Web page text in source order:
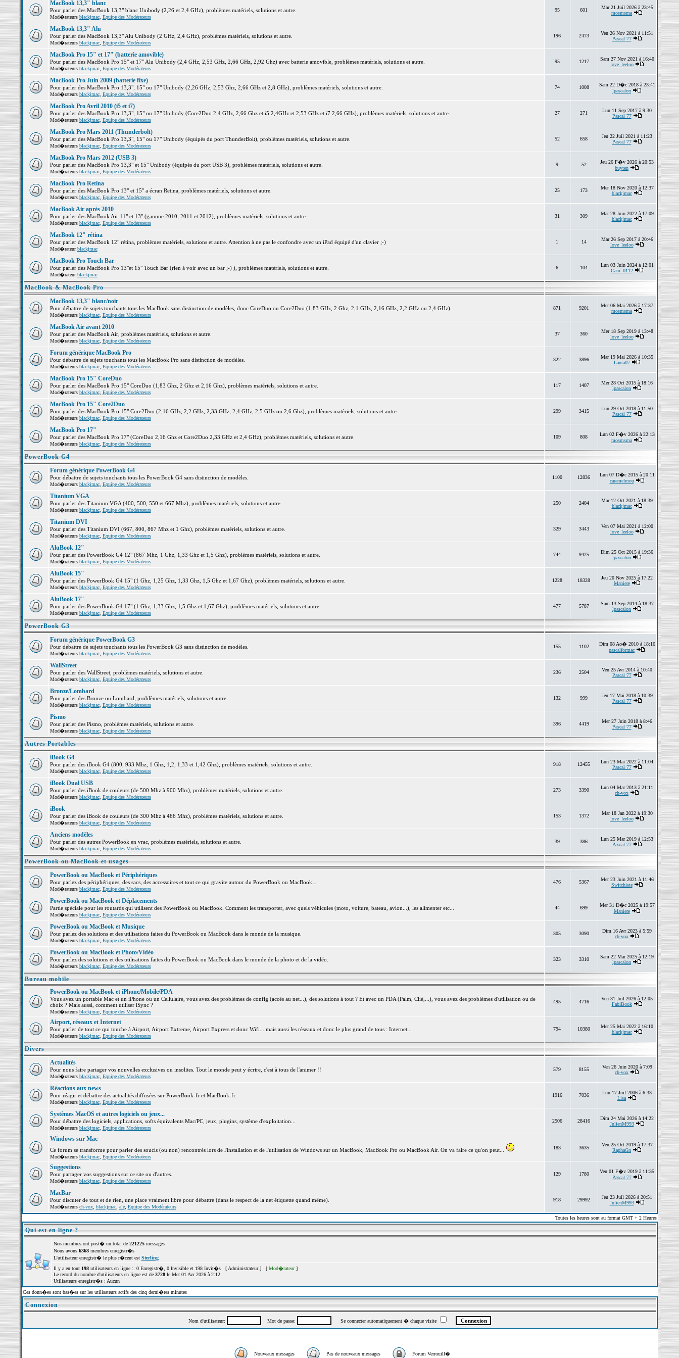
MacBook 13,3" blanc
Pour parler des MacBook 13,3" blanc Unibody (2,26 et 2,4 GHz), problèmes matériels, solutions et autre.
Mod�rateurs blackjmac, Equipe des Modérateurs
95 601
Mar 21 Juil 2026 à 23:45
mosmsma
MacBook 13,3" Alu
Pour parler des MacBook 13,3" Alu Unibody (2 GHz, 2,4 GHz), problèmes matériels, solutions et autre.
Mod�rateurs blackjmac, Equipe des Modérateurs
196 2473
Ven 26 Nov 2021 à 11:51
Pascal 77
MacBook Pro 15" et 17" (batterie amovible)
Pour parler des MacBook Pro 15" et 17" Alu Unibody (2,4 GHz, 2,53 GHz, 2,66 GHz, 2,92 Ghz) avec batterie amovible, problèmes matériels, solutions et autre.
Mod�rateurs blackjmac, Equipe des Modérateurs
95 1217
Sam 27 Nov 2021 à 16:40
love_leeloo
MacBook Pro Juin 2009 (batterie fixe)
Pour parler des MacBook Pro 13,3", 15" ou 17" Unibody (2,26 GHz, 2,53 Ghz, 2,66 GHz et 2,8 GHz), problèmes matériels, solutions et autre.
Mod�rateurs blackjmac, Equipe des Modérateurs
74 1008
Sam 22 D�c 2018 à 23:41
lpascalon
MacBook Pro Avril 2010 (i5 et i7)
Pour parler des MacBook Pro 13,3", 15" ou 17" Unibody (Core2Duo 2,4 GHz, 2,66 Ghz et i5 2,4GHz et 2,53 GHz et i7 2,66 GHz), problèmes matériels, solutions et autre.
Mod�rateurs blackjmac, Equipe des Modérateurs
27 271
Lun 11 Sep 2017 à 9:30
Pascal 77
MacBook Pro Mars 2011 (Thunderbolt)
Pour parler des MacBook Pro 13,3", 15" ou 17" Unibody (équipés du port ThunderBolt), problèmes matériels, solutions et autre.
Mod�rateurs blackjmac, Equipe des Modérateurs
52 658
Jeu 22 Juil 2021 à 11:23
Pascal 77
MacBook Pro Mars 2012 (USB 3)
Pour parler des MacBook Pro 13,3" et 15" Unibody (équipés du port USB 3), problèmes matériels, solutions et autre.
Mod�rateurs blackjmac, Equipe des Modérateurs
9 52
Jeu 26 F�v 2026 à 20:53
buyten
MacBook Pro Retina
Pour parler des MacBook Pro 13" et 15" a écran Retina, problèmes matériels, solutions et autre.
Mod�rateurs blackjmac, Equipe des Modérateurs
25 173
Mer 18 Nov 2020 à 12:37
blackjmac
MacBook Air après 2010
Pour parler des MacBook Air 11" et 13" (gamme 2010, 2011 et 2012), problèmes matériels, solutions et autre.
Mod�rateurs blackjmac, Equipe des Modérateurs
31 309
Mar 28 Juin 2022 à 17:09
blackjmac
MacBook 12" rétina
Pour parler des MacBook 12" rétina, problèmes matériels, solutions et autre. Attention à ne pas le confondre avec un iPad équipé d'un clavier ;-)
Mod�rateurblackjmac
1 14
Mar 26 Sep 2017 à 20:46
love_leeloo
MacBook Pro Touch Bar
Pour parler des MacBook Pro 13"et 15" Touch Bar (rien à voir avec un bar ;-) ), problèmes matériels, solutions et autre.
Mod�rateurblackjmac
6 104
Lun 03 Juin 2024 à 12:01
Cam_0112
MacBook & MacBook Pro
MacBook 13,3" blanc/noir
Pour débattre de sujets touchants tous les MacBook sans distinction de modèles, donc CoreDuo ou Core2Duo (1,83 GHz, 2 Ghz, 2,1 GHz, 2,16 GHz, 2,2 GHz ou 2,4 GHz).
Mod�rateurs blackjmac, Equipe des Modérateurs
871 9201
Mer 06 Mai 2026 à 17:37
mosmsma
MacBook Air avant 2010
Pour parler des MacBook Air, problèmes matériels, solutions et autre.
Mod�rateurs blackjmac, Equipe des Modérateurs
37 360
Mer 18 Sep 2019 à 13:48
love_leeloo
Forum générique MacBook Pro
Pour débattre de sujets touchants tous les MacBook Pro sans distinction de modèles.
Mod�rateurs blackjmac, Equipe des Modérateurs
322 3896
Mar 19 Mai 2026 à 10:35
Laura07
MacBook Pro 15" CoreDuo
Pour parler des MacBook Pro 15" CoreDuo (1,83 Ghz, 2 Ghz et 2,16 Ghz), problèmes matériels, solutions et autre.
Mod�rateurs blackjmac, Equipe des Modérateurs
117 1407
Mer 28 Oct 2015 à 18:16
lpascalon
MacBook Pro 15" Core2Duo
Pour parler des MacBook Pro 15" Core2Duo (2,16 GHz, 2,2 GHz, 2,33 GHz, 2,4 GHz, 2,5 GHz ou 2,6 Ghz), problèmes matériels, solutions et autre.
Mod�rateurs blackjmac, Equipe des Modérateurs
299 3415
Lun 29 Oct 2018 à 11:50
Pascal 77
MacBook Pro 17"
Pour parler des MacBook Pro 17" (CoreDuo 2,16 Ghz et Core2Duo 2,33 GHz et 2,4 GHz), problèmes matériels, solutions et autre.
Mod�rateurs blackjmac, Equipe des Modérateurs
109 808
Lun 02 F�v 2026 à 22:13
mosmsma
PowerBook G4
Forum générique PowerBook G4
Pour débattre de sujets touchants tous les PowerBook G4 sans distinction de modèles.
Mod�rateurs blackjmac, Equipe des Modérateurs
1100 12836
Lun 07 D�c 2015 à 20:11
caramelmou
Titanium VGA
Pour parler des Titanium VGA (400, 500, 550 et 667 Mhz), problèmes matériels, solutions et autre.
Mod�rateurs blackjmac, Equipe des Modérateurs
250 2404
Mar 12 Oct 2021 à 18:39
blackjmac
Titanium DVI
Pour parler des Titanium DVI (667, 800, 867 Mhz et 1 Ghz), problèmes matériels, solutions et autre.
Mod�rateurs blackjmac, Equipe des Modérateurs
329 3443
Ven 07 Mai 2021 à 12:00
love_leeloo
AluBook 12"
Pour parler des PowerBook G4 12" (867 Mhz, 1 Ghz, 1,33 Ghz et 1,5 Ghz), problèmes matériels, solutions et autre.
Mod�rateurs blackjmac, Equipe des Modérateurs
744 9425
Dim 25 Oct 2015 à 19:36
lpascalon
AluBook 15"
Pour parler des PowerBook G4 15" (1 Ghz, 1,25 Ghz, 1,33 Ghz, 1,5 Ghz et 1,67 Ghz), problèmes matériels, solutions et autre.
Mod�rateurs blackjmac, Equipe des Modérateurs
1228 18328
Jeu 20 Nov 2025 à 17:22
Maniere
AluBook 17"
Pour parler des PowerBook G4 17" (1 Ghz, 1,33 Ghz, 1,5 Ghz et 1,67 Ghz), problèmes matériels, solutions et autre.
Mod�rateurs blackjmac, Equipe des Modérateurs
477 5787
Sam 13 Sep 2014 à 18:37
lpascalon
PowerBook G3
Forum générique PowerBook G3
Pour débattre de sujets touchants tous les PowerBook G3 sans distinction de modèles.
Mod�rateurs blackjmac, Equipe des Modérateurs
155 1102
Dim 08 Ao� 2010 à 18:16
pascalformac
WallStreet
Pour parler des WallStreet, problèmes matériels, solutions et autre.
Mod�rateurs blackjmac, Equipe des Modérateurs
236 2504
Ven 25 Avr 2014 à 10:40
Pascal 77
Bronze/Lombard
Pour parler des Bronze ou Lombard, problèmes matériels, solutions et autre.
Mod�rateurs blackjmac, Equipe des Modérateurs
132 999
Jeu 17 Mai 2018 à 10:39
Pascal 77
Pismo
Pour parler des Pismo, problèmes matériels, solutions et autre.
Mod�rateurs blackjmac, Equipe des Modérateurs
396 4419
Mer 27 Juin 2018 à 8:46
Pascal 77
Autres Portables
iBook G4
Pour parler des iBook G4 (800, 933 Mhz, 1 Ghz, 1,2, 1,33 et 1,42 Ghz), problèmes matériels, solutions et autre.
Mod�rateurs blackjmac, Equipe des Modérateurs
918 12455
Lun 23 Mai 2022 à 11:04
Pascal 77
iBook Dual USB
Pour parler des iBook de couleurs (de 500 Mhz à 900 Mhz), problèmes matériels, solutions et autre.
Mod�rateurs blackjmac, Equipe des Modérateurs
273 3390
Lun 04 Mar 2013 à 21:11
ch-vox
iBook
Pour parler des iBook de couleurs (de 300 Mhz à 466 Mhz), problèmes matériels, solutions et autre.
Mod�rateurs blackjmac, Equipe des Modérateurs
153 1372
Mar 18 Jan 2022 à 19:30
love_leeloo
Anciens modèles
Pour parler des autres PowerBook en vrac, problèmes matériels, solutions et autre.
Mod�rateurs blackjmac, Equipe des Modérateurs
39 386
Lun 25 Mar 2019 à 12:53
Pascal 77
PowerBook ou MacBook et usages
PowerBook ou MacBook et Périphériques
Pour parlez des périphériques, des sacs, des accessoires et tout ce qui gravite autour du PowerBook ou MacBook...
Mod�rateurs blackjmac, Equipe des Modérateurs
476 5367
Mer 23 Juin 2021 à 11:46
Switchiste
PowerBook ou MacBook et Déplacements
Partie spéciale pour les routards qui utilisent des PowerBook ou MacBook. Comment les transporter, avec quels véhicules (moto, voiture, bateau, avion...), les alimenter etc...
Mod�rateurs blackjmac, Equipe des Modérateurs
44 699
Mer 31 D�c 2025 à 19:57
Maniere
PowerBook ou MacBook et Musique
Pour parlez des solutions et des utilisations faites du PowerBook ou MacBook dans le monde de la musique.
Mod�rateurs blackjmac, Equipe des Modérateurs
305 3090
Dim 16 Avr 2023 à 5:59
ch-vox
PowerBook ou MacBook et Photo/Vidéo
Pour parlez des solutions et des utilisations faites du PowerBook ou MacBook dans le monde de la photo et de la vidéo.
Mod�rateurs blackjmac, Equipe des Modérateurs
323 3310
Sam 22 Mar 2025 à 12:19
lpascalon
Bureau mobile
PowerBook ou MacBook et iPhone/Mobile/PDA
Vous avez un portable Mac et un iPhone ou un Cellulaire, vous avez des problèmes de config (accès au net...), des solutions à tout ? Et avec un PDA (Palm, Clié,...), vous avez des problèmes d'utilisation ou de
choix ? Mais aussi, comment utiliser iSync ?
Mod�rateurs blackjmac, Equipe des Modérateurs
495 4716
Ven 31 Juil 2026 à 12:05
FabiBook
Airport, réseaux et Internet
Pour parler de tout ce qui touche à Airport, Airport Extreme, Airport Express et donc Wifi... mais aussi les réseaux et donc le plus grand de tous : Internet...
Mod�rateurs blackjmac, Equipe des Modérateurs
794 10380
Mer 25 Mai 2022 à 16:10
blackjmac
Divers
Actualités
Pour nous faire partager vos nouvelles exclusives ou insolites. Tout le monde peut y écrire, c'est à tous de l'animer !!
Mod�rateurs blackjmac, Equipe des Modérateurs
579 8155
Ven 26 Juin 2020 à 7:09
ch-vox
Réactions aux news
Pour réagir et débattre des actualités diffusées sur PowerBook-fr et MacBook-fr.
Mod�rateurs blackjmac, Equipe des Modérateurs
1916 7036
Lun 17 Juil 2006 à 6:33
Lisa
Systèmes MacOS et autres logiciels ou jeux...
Pour débattre des logiciels, applications, softs équivalents Mac/PC, jeux, plugins, système d'exploitation...
Mod�rateurs blackjmac, Equipe des Modérateurs
2506 28416
Dim 24 Mai 2026 à 14:22
JulienM993
Windows sur Mac
Ce forum se transforme pour parler des soucis (ou non) rencontrés lors de l'installation et de l'utilisation de Windows sur un MacBook, MacBook Pro ou MacBook Air. On va faire ce qu'on peut...
Mod�rateurs blackjmac, Equipe des Modérateurs
183 3635
Ven 25 Oct 2019 à 17:37
RaphaGn
Suggestions
Pour partager vos suggestions sur ce site ou d'autres.
Mod�rateurs blackjmac, Equipe des Modérateurs
129 1780
Ven 01 F�v 2019 à 11:35
Pascal 77
MacBar
Pour discuter de tout et de rien, une place vraiment libre pour débattre (dans le respect de la net étiquette quand même).
Mod�rateurs ch-vox, blackjmac, ale, Equipe des Modérateurs
918 29992
Jeu 23 Juil 2026 à 20:51
JulienM993
Toutes les heures sont au format GMT + 2 Heures
Qui est en ligne ?
Nos membres ont post� un total de 221225messages
Nous avons 6368membres enregistr�s
L'utilisateur enregistr� le plus r�cent est Sterling
Il y a en tout 198utilisateurs en ligne :: 0 Enregistr�, 0 Invisible et 198 Invit�s [ Administrateur] [ Mod�rateur]
Le record du nombre d'utilisateurs en ligne est de 3728le Mer 01 Avr 2026 à 2:12
Utilisateurs enregistr�s : Aucun
Ces donn�es sont bas�es sur les utilisateurs actifs des cinq derni�res minutes
Connexion
Nom d'utilisateur: Mot de passe: Se connecter automatiquement � chaque visite
Nouveaux messages Pas de nouveaux messages Forum Verrouill�